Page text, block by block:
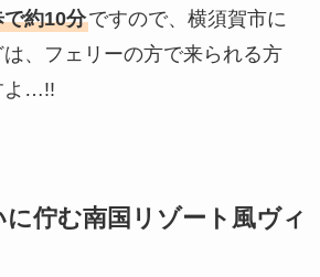
約10分ですので、横須賀市に
、フェリーの方で来られる方
よ…!!
佇む南国リゾート風ヴィ